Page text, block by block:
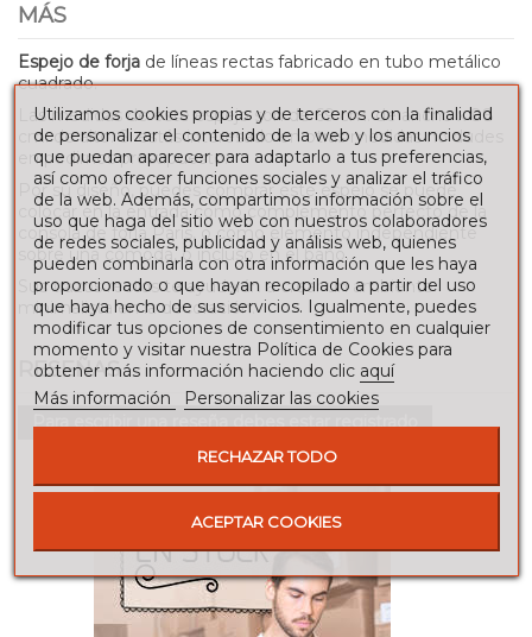
MÁS
Espejo de forja de líneas rectas fabricado en tubo metálico
cuadrado.
Las medidas de este espejo son de 69 cm. de ancho x 88
cm. de alto. Si estás interesado en otras medidas no dudes
en pedirnos presupuesto.
Por su diseño, puedes comprar este espejo se puede
colocar en la entrada como complemento perfecto de la
consola de forja París, o como elemento independiente
sobre una cómoda, o incluso en el baño.
Sus trazos rectos te ayudarán a crear un ambiente
minimalista en la decoración.
RESEÑAS
Para escribir una reseña debes estar registrado
Utilizamos cookies propias y de terceros con la finalidad
de personalizar el contenido de la web y los anuncios
que puedan aparecer para adaptarlo a tus preferencias,
así como ofrecer funciones sociales y analizar el tráfico
de la web. Además, compartimos información sobre el
uso que haga del sitio web con nuestros colaboradores
de redes sociales, publicidad y análisis web, quienes
pueden combinarla con otra información que les haya
proporcionado o que hayan recopilado a partir del uso
que haya hecho de sus servicios. Igualmente, puedes
modificar tus opciones de consentimiento en cualquier
momento y visitar nuestra Política de Cookies para
obtener más información haciendo clic aquí
Más información
Personalizar las cookies
RECHAZAR TODO
ACEPTAR COOKIES